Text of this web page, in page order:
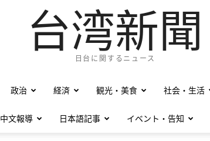
台湾新聞
日台に関するニュース
政治 経済 観光・美食 社会・生活
中文報導 日本語記事 イベント・告知